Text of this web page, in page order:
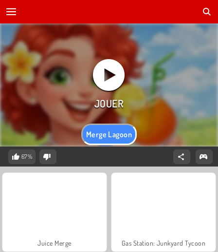
Merge Lagoon
67%
Juice Merge Gas Station: Junkyard Tycoon